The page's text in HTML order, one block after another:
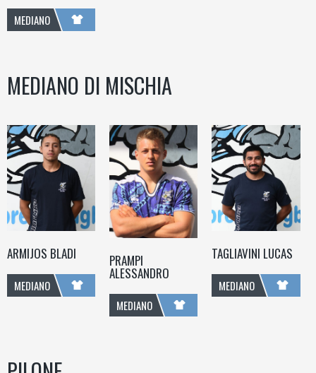
MEDIANO
MEDIANO DI MISCHIA
ARMIJOS BLADI
MEDIANO
PRAMPI
ALESSANDRO
MEDIANO
TAGLIAVINI LUCAS
MEDIANO